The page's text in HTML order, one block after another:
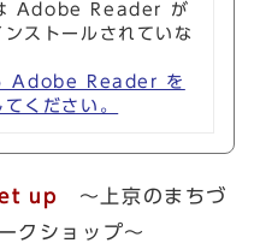
Adobe Reader が
ストールされていな
Adobe Reader を
ください。
up ～上京のまちづ
クショップ～